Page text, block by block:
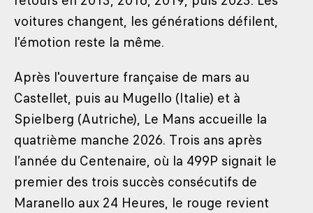
voitures changent, les générations défilent,
l'émotion reste la même.
Après l'ouverture française de mars au
Castellet, puis au Mugello (Italie) et à
Spielberg (Autriche), Le Mans accueille la
quatrième manche 2026. Trois ans après
l’année du Centenaire, où la 499P signait le
premier des trois succès consécutifs de
Maranello aux 24 Heures, le rouge revient